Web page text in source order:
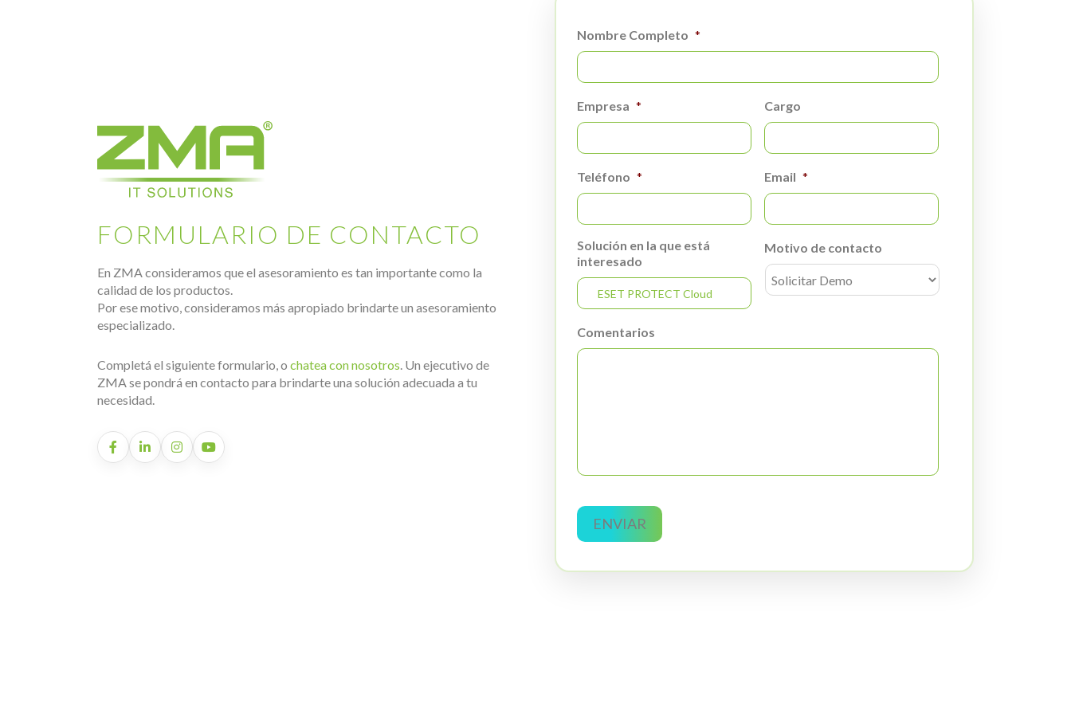
FORMULARIO DE CONTACTO
En ZMA consideramos que el asesoramiento es tan importante como la
calidad de los productos.
Por ese motivo, consideramos más apropiado brindarte un asesoramiento
especializado.
Completá el siguiente formulario, o chatea con nosotros. Un ejecutivo de
ZMA se pondrá en contacto para brindarte una solución adecuada a tu
necesidad.
Nombre Completo *
Empresa * Cargo
Teléfono * Email *
Solución en la que está
interesado
Motivo de contacto
Comentarios